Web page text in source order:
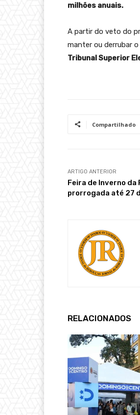
milhões anuais.
A partir do veto do
manter ou derrubar
Tribunal Superior
Compartilhado
ARTIGO ANTERIOR
Feira de Inverno da
prorrogada até 27
RELACIONADOS